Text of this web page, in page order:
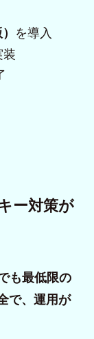
を導入
装
ー対策が
も最低限の
で、運用が